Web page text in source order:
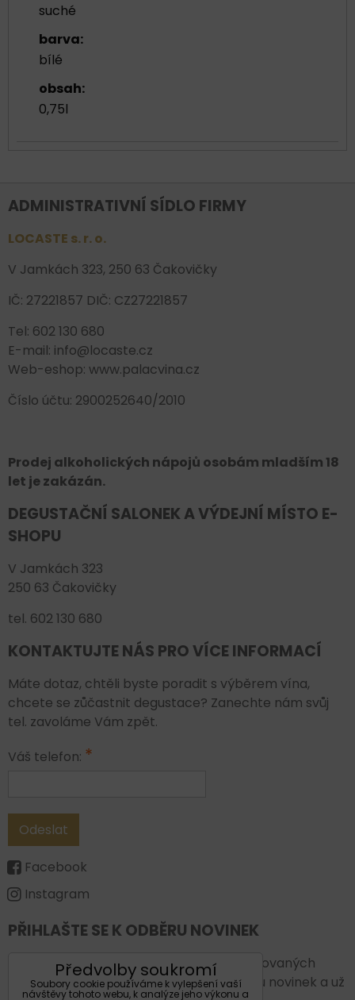
suché
barva:
bílé
obsah:
0,75l
ADMINISTRATIVNÍ SÍDLO FIRMY
LOCASTE s. r. o.
V Jamkách 323, 250 63 Čakovičky
IČ: 27221857 DIČ: CZ27221857
Tel: 602 130 680
E-mail: info@locaste.cz
Web-eshop: www.palacvina.cz
Číslo účtu: 2900252640/2010
Prodej alkoholických nápojů osobám mladším 18
let je zakázán.
DEGUSTAČNÍ SALONEK A VÝDEJNÍ MÍSTO E-
SHOPU
V Jamkách 323
250 63 Čakovičky
tel. 602 130 680
KONTAKTUJTE NÁS PRO VÍCE INFORMACÍ
Máte dotaz, chtěli byste poradit s výběrem vína,
chcete se zůčastnit degustace? Zanechte nám svůj
tel. zavoláme Vám zpět.
Váš telefon: *
Odeslat
Facebook
Instagram
PŘIHLAŠTE SE K ODBĚRU NOVINEK
Chcete vždy být v obraze a vědět o plánovaných
novinkách a akcích. Přihlašte se k odběru novinek a už
Předvolby soukromí
Soubory cookie používáme k vylepšení vaší
návštěvy tohoto webu, k analýze jeho výkonu a